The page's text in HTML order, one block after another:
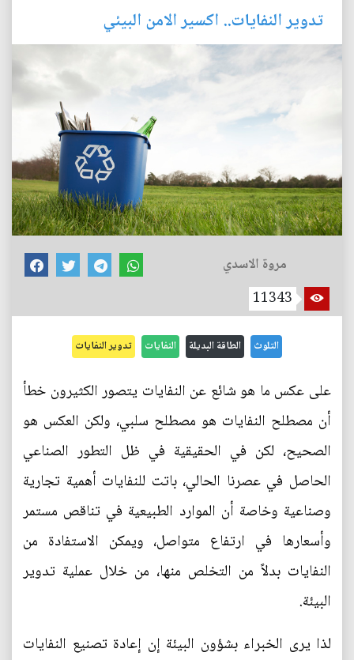
تدوير النفايات.. اكسير الامن البيئي
مروة الاسدي
11343
التلوث الطاقة البديلة النفايات تدوير النفايات
على عكس ما هو شائع عن النفايات يتصور الكثيرون خطأ
أن مصطلح النفايات هو مصطلح سلبي، ولكن العكس هو
الصحيح، لكن في الحقيقية في ظل التطور الصناعي
الحاصل في عصرنا الحالي، باتت للنفايات أهمية تجارية
وصناعية وخاصة أن الموارد الطبيعية في تناقص مستمر
وأسعارها في ارتفاع متواصل، ويمكن الاستفادة من
النفايات بدلاً من التخلص منها، من خلال عملية تدوير
البيئة.
لذا يرى الخبراء بشؤون البيئة إن إعادة تصنيع النفايات